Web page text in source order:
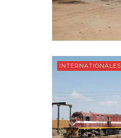
INTERNATIONALES